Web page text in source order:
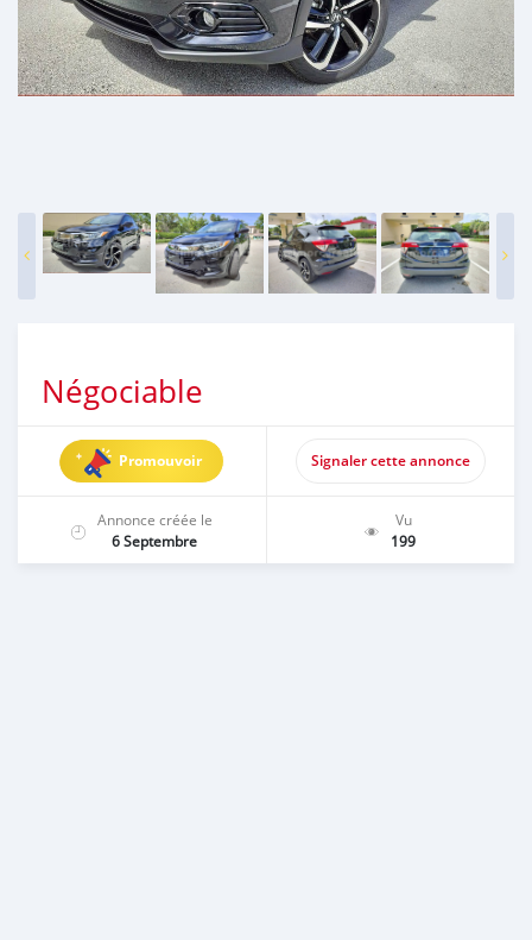
Négociable
Promouvoir Signaler cette annonce
Annonce créée le
6 Septembre
Vu
199